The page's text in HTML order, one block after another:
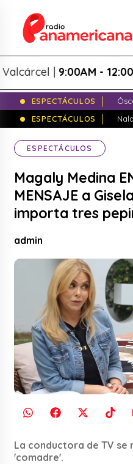
|9:00AM - 12:00PM
ESPECTÁCULOS
ESPECTÁCULOS
ESPECTÁCULOS
Magaly Medina
MENSAJE a
importa tres
admin
La conductora de TV
'comadre'.